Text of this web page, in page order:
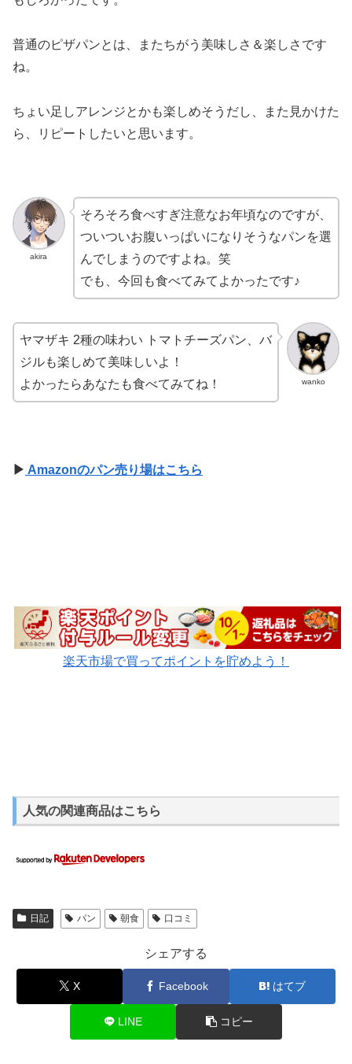
普通のピザパンとは、またちがう美味しさ＆楽しさです
ね。
ちょい足しアレンジとかも楽しめそうだし、また見かけた
ら、リピートしたいと思います。
akira
そろそろ食べすぎ注意なお年頃なのですが、
ついついお腹いっぱいになりそうなパンを選
んでしまうのですよね。笑
でも、今回も食べてみてよかったです♪
wanko
ヤマザキ 2種の味わい トマトチーズパン、バ
ジルも楽しめて美味しいよ！
よかったらあなたも食べてみてね！
▶ Amazonのパン売り場はこちら
楽天市場で買ってポイントを貯めよう！
人気の関連商品はこちら
日記 パン 朝食 口コミ
シェアする
X Facebook はてブ
LINE コピー